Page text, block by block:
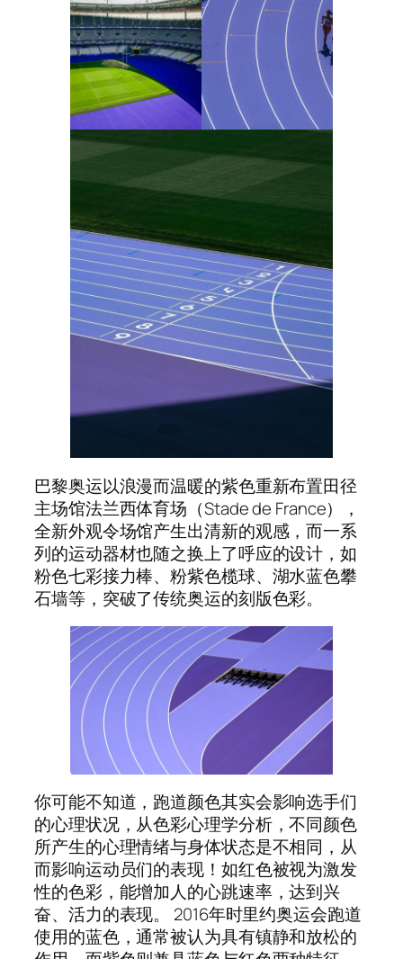
巴黎奥运以浪漫而温暖的紫色重新布置田径
主场馆法兰西体育场（Stade de France），
全新外观令场馆产生出清新的观感，而一系
列的运动器材也随之换上了呼应的设计，如
粉色七彩接力棒、粉紫色榄球、湖水蓝色攀
石墙等，突破了传统奥运的刻版色彩。
你可能不知道，跑道颜色其实会影响选手们
的心理状况，从色彩心理学分析，不同颜色
所产生的心理情绪与身体状态是不相同，从
而影响运动员们的表现！如红色被视为激发
性的色彩，能增加人的心跳速率，达到兴
奋、活力的表现。 2016年时里约奥运会跑道
使用的蓝色，通常被认为具有镇静和放松的